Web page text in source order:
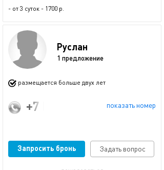
- от 3 суток - 1700 р.
Руслан
1 предложение
размещается больше двух лет
показать номер
+7 (919) 635-38-54
Запросить бронь Задать вопрос